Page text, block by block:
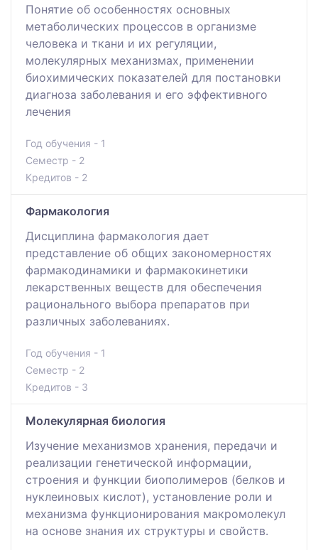
Понятие об особенностях основных
метаболических процессов в организме
человека и ткани и их регуляции,
молекулярных механизмах, применении
биохимических показателей для постановки
диагноза заболевания и его эффективного
лечения
Год обучения - 1
Семестр - 2
Кредитов - 2
Фармакология
Дисциплина фармакология дает
представление об общих закономерностях
фармакодинамики и фармакокинетики
лекарственных веществ для обеспечения
рационального выбора препаратов при
различных заболеваниях.
Год обучения - 1
Семестр - 2
Кредитов - 3
Молекулярная биология
Изучение механизмов хранения, передачи и
реализации генетической информации,
строения и функции биополимеров (белков и
нуклеиновых кислот), установление роли и
механизма функционирования макромолекул
на основе знания их структуры и свойств.